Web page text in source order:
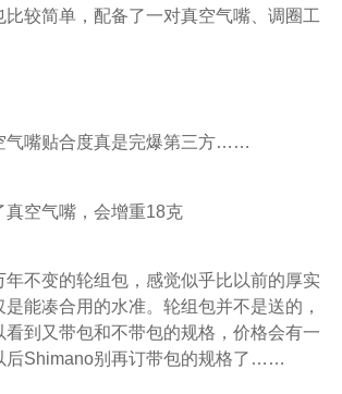
比较简单，配备了一对真空气嘴、调圈工
气嘴贴合度真是完爆第三方……
空气嘴，会增重18克
年不变的轮组包，感觉似乎比以前的厚实
能凑合用的水准。轮组包并不是送的，
看到又带包和不带包的规格，价格会有一
Shimano别再订带包的规格了……